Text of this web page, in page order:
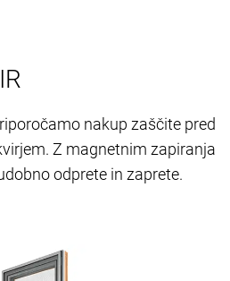
nakup zaščite pred
Z magnetnim zapiranja
odprete in zaprete.